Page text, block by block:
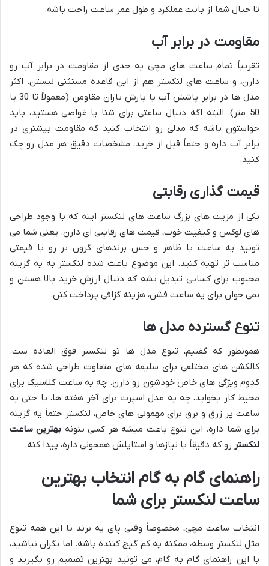
تا خیال شما از بابت عملکرد و طول عمر ساعت راحت باشه.
مقاومت در برابر آب
تقریباً تمام ساعت های مچی یه حدی از مقاومت در برابر آب رو
دارن، و ساعت های لنکستر هم از این قاعده مستثنی نیستن. اکثر
مدل ها در برابر پاشش آب یا بارش باران مقاومن (معمولاً تا 30 یا
50 متر). البته اگه دنبال ساعتی برای شنا یا غواصی هستید، باید
حواستون باشه که مدلی رو انتخاب کنید که مقاومت بیشتری در
برابر آب داره و حتماً قبل از خرید، مشخصات دقیق هر مدل رو چک
کنید.
قیمت گذاری رقابتی
یکی از مزیت های بزرگ ساعت های لنکستر اینه که با وجود طراحی
های لوکس و کیفیت خوب، قیمت های رقابتی ای دارن. یعنی شما می
تونید یه ساعت با ظاهر و حس برندهای گرون تر رو با قیمتی
مناسب تر تهیه کنید. این موضوع باعث شده لنکستر به یه گزینه
محبوب برای کسایی تبدیل بشه که دنبال ارزش خرید بالا هستن و
نمی خوان برای یه ساعت فشن، هزینه گزافی پرداخت کنن.
تنوع گسترده مدل ها
همونطور که گفتیم، تنوع مدل ها تو لنکستر فوق العاده ست.
کالکشن های مختلفی برای سلیقه های متفاوت طراحی شده که هر
کدوم ویژگی های خاص خودشون رو دارن. چه یه ساعت کلاسیک برای
محیط کار بخواید، چه یه مدل اسپرت برای آخر هفته ها، یا حتی یه
ساعت پر زرق و برق برای مهمونی های خاص، لنکستر حتماً یه گزینه
برای شما داره. این تنوع باعث میشه هر کسی بتونه بهترین ساعت
لنکستر رو که دقیقاً با نیازها و استایلش همخونی داره، پیدا کنه.
راهنمای گام به گام انتخاب بهترین
ساعت لنکستر برای شما
انتخاب ساعت مچی، مخصوصاً وقتی پای یه برند با این همه تنوع
مثل لنکستر وسطه، ممکنه یه کم گیج کننده باشه. اما نگران نباشید،
با این راهنمای گام به گام، می تونید بهترین تصمیم رو بگیرید و